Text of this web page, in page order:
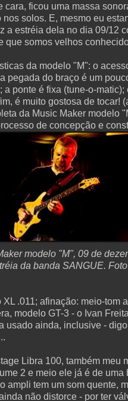
cara, ficou uma massa
nos solos. E, mesmo eu
a estréia dela no dia 09/12
que somos velhos
da modelo "M": o
pegada do braço é um
a ponte é fixa (tune-o-matic);
é muito gostosa de tocar!
da Music Maker modelo
de concepção e
modelo "M", 09 de
da banda SANGUE.
.011; afinação: meio-tom
modelo GT-3 - o Ivan
usado ainda, inclusive -
Libra 100, também meu
2 e meio ele já é de uma
ampli tem um som quente,
não distorce - por ter